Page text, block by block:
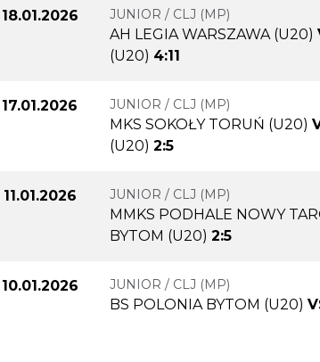
18.01.2026 JUNIOR / CLJ (MP)
AH LEGIA WARSZAWA (U20)
(U20) 4:11
17.01.2026 JUNIOR / CLJ (MP)
MKS SOKOŁY TORUŃ (U20)
(U20) 2:5
11.01.2026 JUNIOR / CLJ (MP)
MMKS PODHALE NOWY
BYTOM (U20) 2:5
10.01.2026 JUNIOR / CLJ (MP)
BS POLONIA BYTOM (U20)